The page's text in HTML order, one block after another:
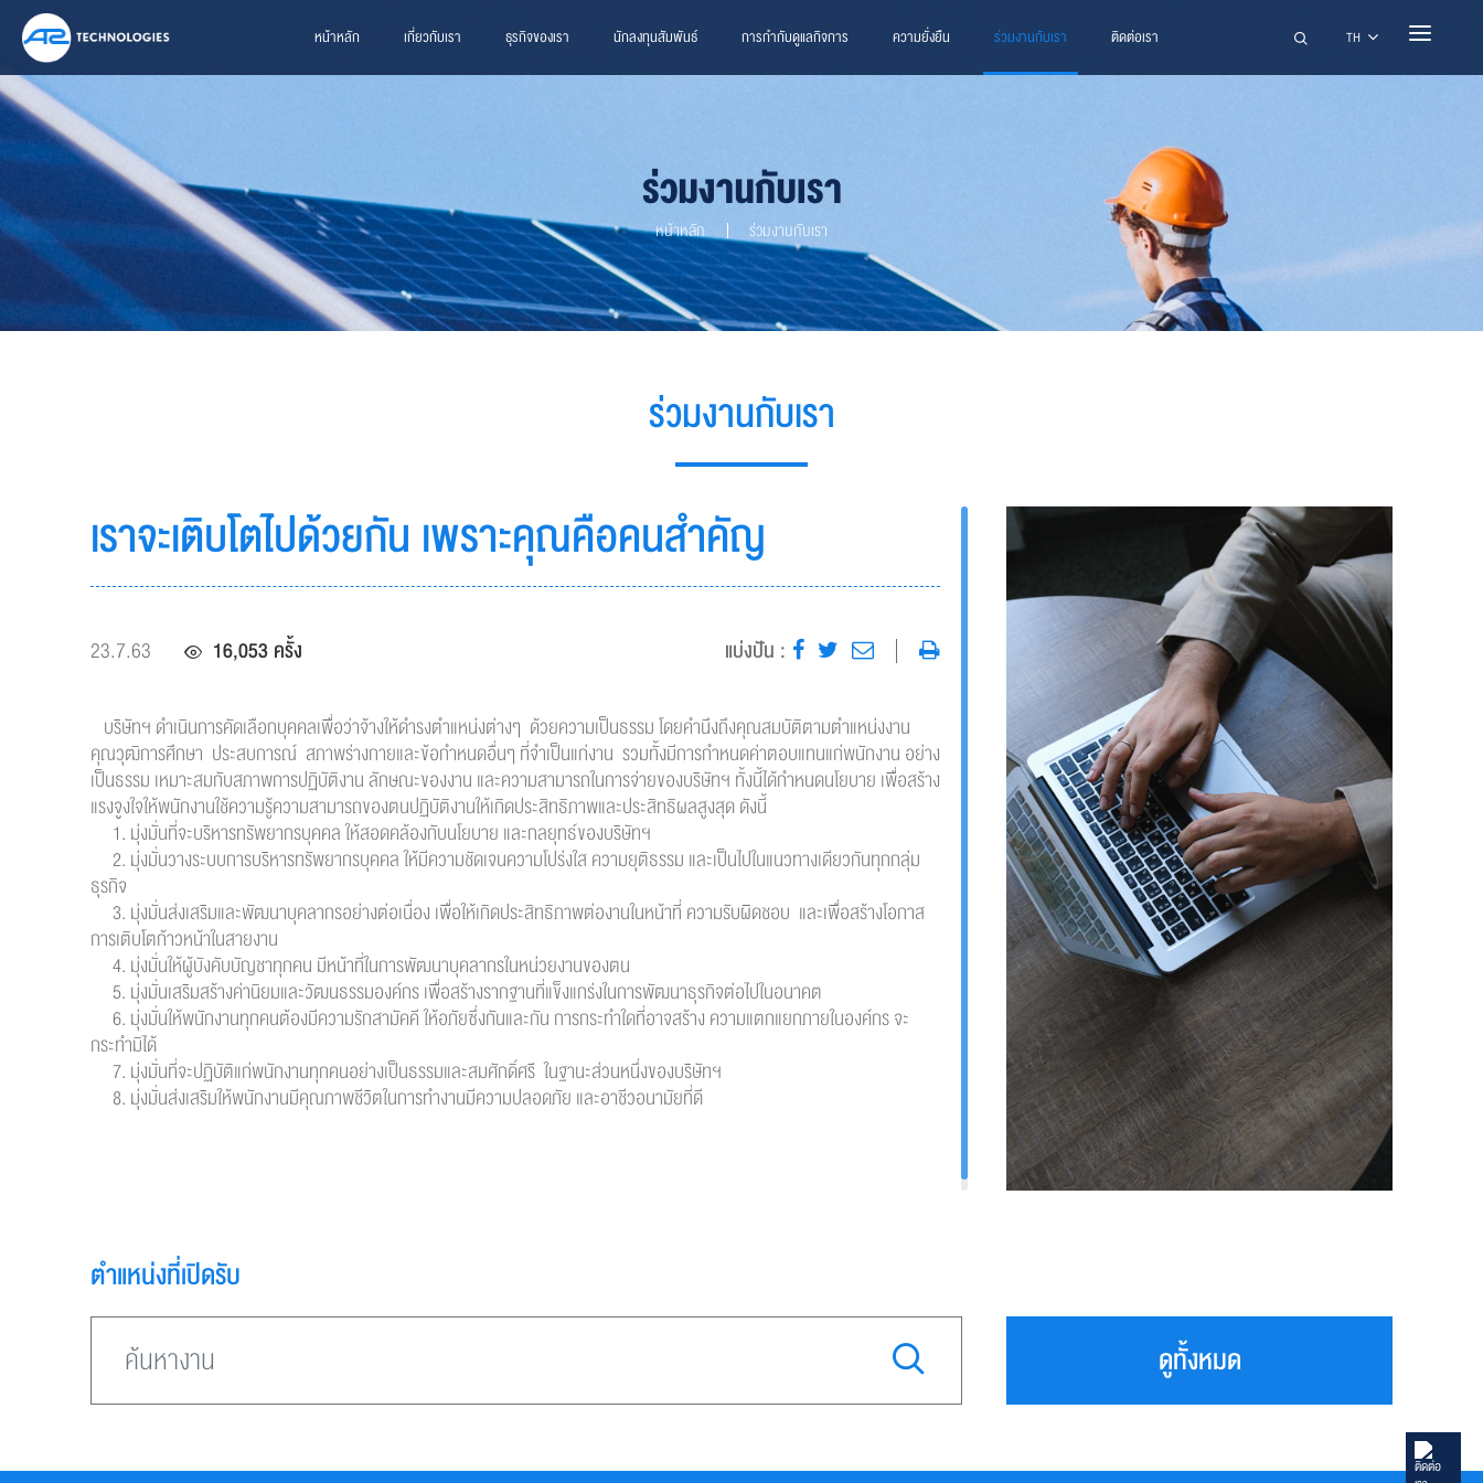
หน้าหลัก เกี่ยวกับเรา ธุรกิจของเรา นักลงทุนสัมพันธ์ การกำกับดูแลกิจการ ความยั่งยืน ร่วมงานกับเรา ติดต่อเรา ค้นหาTH
ร่วมงานกับเรา
หน้าหลัก ร่วมงานกับเรา
ร่วมงานกับเรา
เราจะเติบโตไปด้วยกัน เพราะคุณคือคนสำคัญ
23.7.63 16,053 ครั้ง แบ่งปัน :
บริษัทฯ ดำเนินการคัดเลือกบุคคลเพื่อว่าจ้างให้ดำรงตำแหน่งต่างๆ ด้วยความเป็นธรรม โดยคำนึงถึงคุณสมบัติตามตำแหน่งงาน
คุณวุฒิการศึกษา ประสบการณ์ สภาพร่างกายและข้อกำหนดอื่นๆ ที่จำเป็นแก่งาน รวมทั้งมีการกำหนดค่าตอบแทนแก่พนักงาน อย่าง
เป็นธรรม เหมาะสมกับสภาพการปฏิบัติงาน ลักษณะของงาน และความสามารถในการจ่ายของบริษัทฯ ทั้งนี้ได้กำหนดนโยบาย เพื่อสร้าง
แรงจูงใจให้พนักงานใช้ความรู้ความสามารถของตนปฏิบัติงานให้เกิดประสิทธิภาพและประสิทธิผลสูงสุด ดังนี้
1. มุ่งมั่นที่จะบริหารทรัพยากรบุคคล ให้สอดคล้องกับนโยบาย และกลยุทธ์ของบริษัทฯ
2. มุ่งมั่นวางระบบการบริหารทรัพยากรบุคคล ให้มีความชัดเจนความโปร่งใส ความยุติธรรม และเป็นไปในแนวทางเดียวกันทุกกลุ่ม
ธุรกิจ
3. มุ่งมั่นส่งเสริมและพัฒนาบุคลากรอย่างต่อเนื่อง เพื่อให้เกิดประสิทธิภาพต่องานในหน้าที่ ความรับผิดชอบ และเพื่อสร้างโอกาส
การเติบโตก้าวหน้าในสายงาน
4. มุ่งมั่นให้ผู้บังคับบัญชาทุกคน มีหน้าที่ในการพัฒนาบุคลากรในหน่วยงานของตน
5. มุ่งมั่นเสริมสร้างค่านิยมและวัฒนธรรมองค์กร เพื่อสร้างรากฐานที่แข็งแกร่งในการพัฒนาธุรกิจต่อไปในอนาคต
6. มุ่งมั่นให้พนักงานทุกคนต้องมีความรักสามัคคี ให้อภัยซึ่งกันและกัน การกระทำใดที่อาจสร้าง ความแตกแยกภายในองค์กร จะ
กระทำมิได้
7. มุ่งมั่นที่จะปฏิบัติแก่พนักงานทุกคนอย่างเป็นธรรมและสมศักดิ์ศรี ในฐานะส่วนหนึ่งของบริษัทฯ
8. มุ่งมั่นส่งเสริมให้พนักงานมีคุณภาพชีวิตในการทำงานมีความปลอดภัย และอาชีวอนามัยที่ดี
ตำแหน่งที่เปิดรับ
ดูทั้งหมด